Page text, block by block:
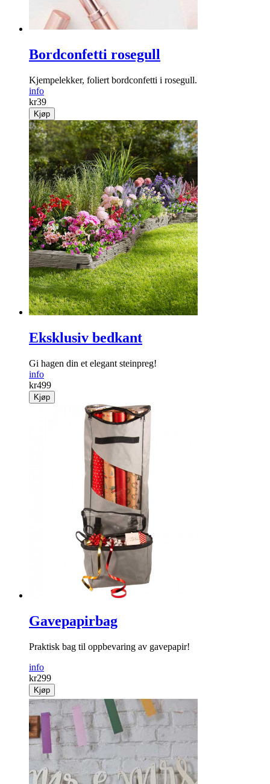
Bordconfetti rosegull
Kjempelekker, foliert bordconfetti i rosegull.
info
kr39
Kjøp
Eksklusiv bedkant
Gi hagen din et elegant steinpreg!
info
kr499
Kjøp
Gavepapirbag
Praktisk bag til opp­bevaring av gave­papir!
info
kr299
Kjøp